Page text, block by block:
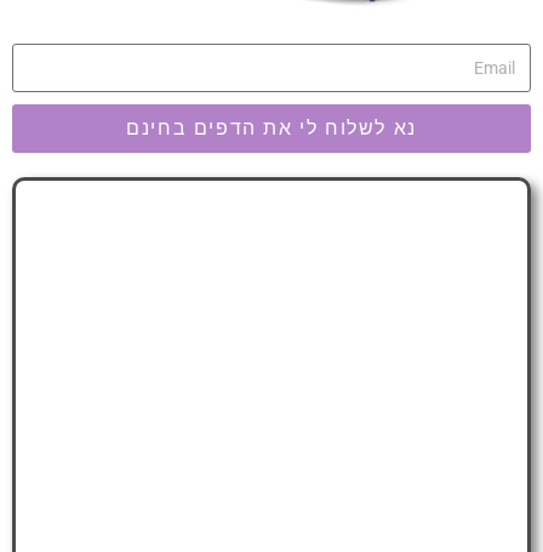
נא לשלוח לי את הדפים בחינם